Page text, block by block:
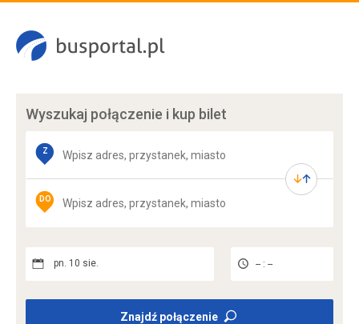
Wyszukaj połączenie i kup bilet
Z
DO
pn. 10 sie. -- : --
Znajdź połączenie